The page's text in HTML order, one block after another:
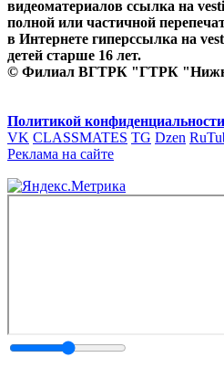
видеоматериалов ссылка на
полной или частичной
в Интернете гиперссылка на
детей старше 16 лет.
© Филиал ВГТРК "ГТРК
Политикой
VK CLASSMATES TG Dzen
Реклама на сайте